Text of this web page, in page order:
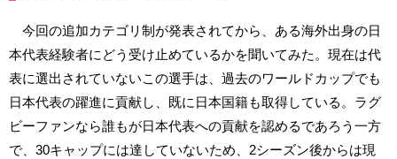
今回の追加カテゴリ制が発表されてから、ある海外出身の日
本代表経験者にどう受け止めているかを聞いてみた。現在は代
表に選出されていないこの選手は、過去のワールドカップでも
日本代表の躍進に貢献し、既に日本国籍も取得している。ラグ
ビーファンなら誰もが日本代表への貢献を認めるであろう一方
で、30キャップには達していないため、2シーズン後からは現